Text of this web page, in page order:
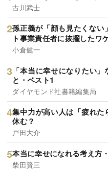
古川武士
孫正義が「顔も見たくない
ト事業責任者に抜擢したワ
小倉健一
「本当に幸せになりたい
と・ベスト1
ダイヤモンド社書籍編集局
集中力が高い人は「疲れ
休む？
戸田大介
本当に幸せになれる考え方
柴田賢三